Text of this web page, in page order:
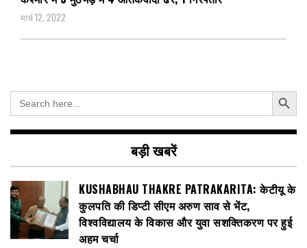
मार्च 12, 2022
Search
for:
Search Button
बड़ी खबरें
KUSHABHAU THAKRE PATRAKARITA: केटीयू के
कुलपति की डिप्टी सीएम अरुण साव से भेंट,
विश्वविद्यालय के विकास और युवा सशक्तिकरण पर हुई
अहम चर्चा